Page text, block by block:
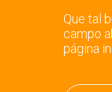
Que tal
campo
página